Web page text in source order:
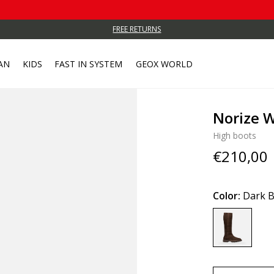
FREE RETURNS
KIDS FAST IN SYSTEM GEOX WORLD
Norize
High boots
€210,00
Color: Dark